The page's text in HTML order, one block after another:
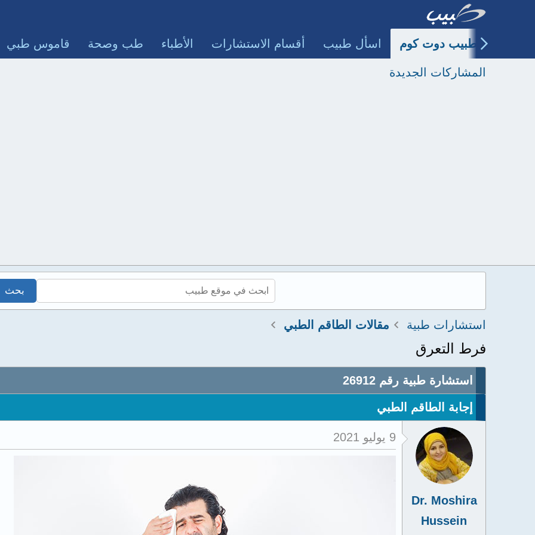
طبيب دوت كوم اسأل طبيب أقسام الاستشارات الأطباء طب وصحة قاموس طبي
المشاركات الجديدة
استشارات طبية مقالات الطاقم الطبي
فرط التعرق
استشارة طبية رقم 26912
إجابة الطاقم الطبي
Dr. Moshira
Hussein
9 يوليو 2021